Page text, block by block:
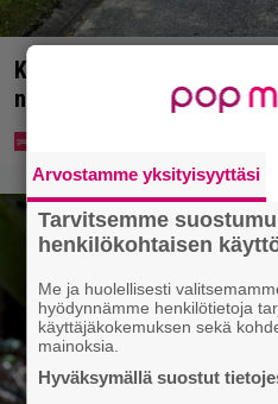
Koululaisille jaetaan
näin voit lunastaa omasi
Arvostamme yksityisyyttäsi
Tarvitsemme
henkilökohtaisen
Me ja huolellisesti
hyödynnämme henkilötietoja
käyttäjäkokemuksen sekä
mainoksia.
Hyväksymällä suostut